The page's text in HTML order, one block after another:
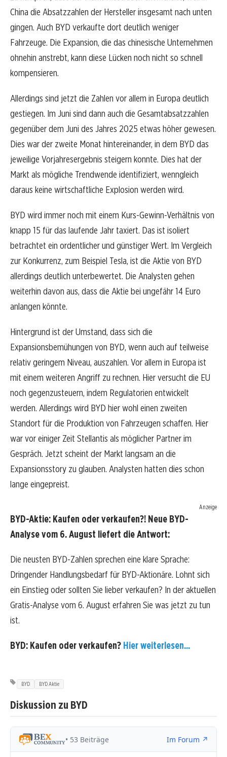
China die Absatzzahlen der Hersteller insgesamt nach unten
gingen. Auch BYD verkaufte dort deutlich weniger
Fahrzeuge. Die Expansion, die das chinesische Unternehmen
ohnehin anstrebt, kann diese Lücken noch nicht so schnell
kompensieren.
Allerdings sind jetzt die Zahlen vor allem in Europa deutlich
gestiegen. Im Juni sind dann auch die Gesamtabsatzzahlen
gegenüber dem Juni des Jahres 2025 etwas höher gewesen.
Dies war der zweite Monat hintereinander, in dem BYD das
jeweilige Vorjahresergebnis steigern konnte. Dies hat der
Markt als mögliche Trendwende identifiziert, wenngleich
daraus keine wirtschaftliche Explosion werden wird.
BYD wird immer noch mit einem Kurs-Gewinn-Verhältnis von
knapp 15 für das laufende Jahr taxiert. Das ist isoliert
betrachtet ein ordentlicher und günstiger Wert. Im Vergleich
zur Konkurrenz, zum Beispiel Tesla, ist die Aktie von BYD
allerdings deutlich unterbewertet. Die Analysten gehen
weiterhin davon aus, dass die Aktie bei ungefähr 14 Euro
anlangen könnte.
Hintergrund ist der Umstand, dass sich die
Expansionsbemühungen von BYD, wenn auch auf teilweise
relativ geringem Niveau, auszahlen. Vor allem in Europa ist
mit einem weiteren Angriff zu rechnen. Hier versucht die EU
noch gegenzusteuern, indem Regulatorien entwickelt
werden. Allerdings wird BYD hier wohl einen zweiten
Standort für die Produktion von Fahrzeugen schaffen. Hier
war vor einiger Zeit Stellantis als möglicher Partner im
Gespräch. Jetzt scheint der Markt langsam an die
Expansionsstory zu glauben. Analysten hatten dies schon
lange eingepreist.
Anzeige
BYD-Aktie: Kaufen oder verkaufen?! Neue BYD-
Analyse vom 6. August liefert die Antwort:
Die neusten BYD-Zahlen sprechen eine klare Sprache:
Dringender Handlungsbedarf für BYD-Aktionäre. Lohnt sich
ein Einstieg oder sollten Sie lieber verkaufen? In der aktuellen
Gratis-Analyse vom 6. August erfahren Sie was jetzt zu tun
ist.
BYD: Kaufen oder verkaufen? Hier weiterlesen...
BYD BYD Aktie
Diskussion zu BYD